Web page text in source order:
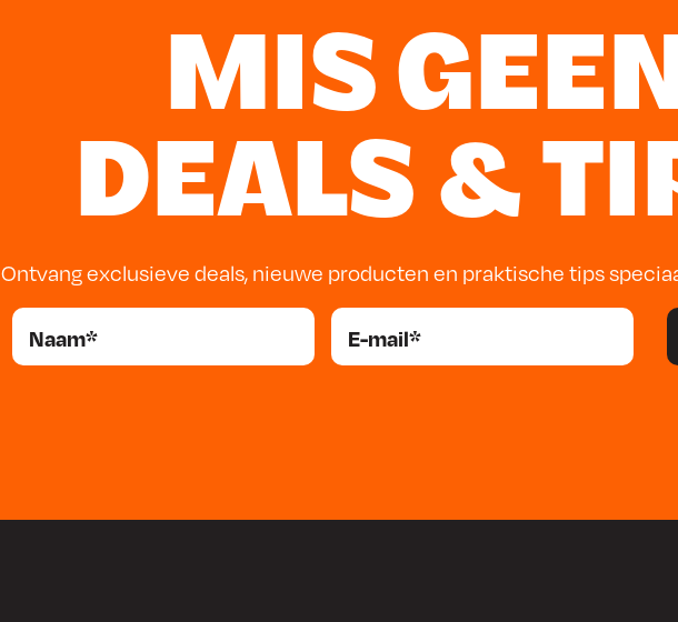
MIS
DEALS &
Ontvang exclusieve deals, nieuwe producten en praktische tips